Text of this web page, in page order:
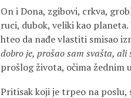
On i Dona, zgibovi, crkva,
ruci, dubok, veliki kao
hteo da nađe vlastiti smisao
dobro je, prošao sam svašta, ali
prošlog života, očima žednim
Pritisak koji je trpeo na poslu,